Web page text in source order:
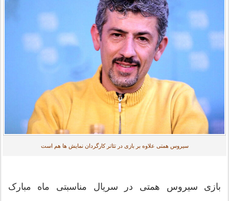
سیروس همتی علاوه بر بازی در تئاتر کارگردان نمایش ها هم است
بازی سیروس همتی در سریال مناسبتی ماه مبارک